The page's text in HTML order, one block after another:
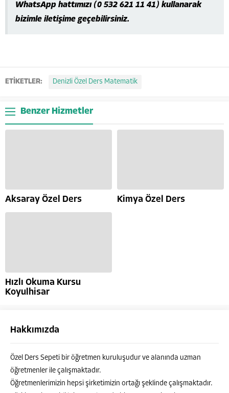
WhatsApp hattımızı (0 532 621 11 41) kullanarak
bizimle iletişime geçebilirsiniz.
ETİKETLER: Denizli Özel Ders Matematik
Benzer Hizmetler
Aksaray Özel Ders Kimya Özel Ders
Hızlı Okuma Kursu
Koyulhisar
Hakkımızda
Özel Ders Sepeti bir öğretmen kuruluşudur ve alanında uzman
öğretmenler ile çalışmaktadır.
Öğretmenlerimizin hepsi şirketimizin ortağı şeklinde çalışmaktadır.